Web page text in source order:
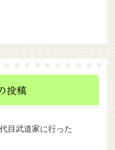
投稿
目武道家に行った